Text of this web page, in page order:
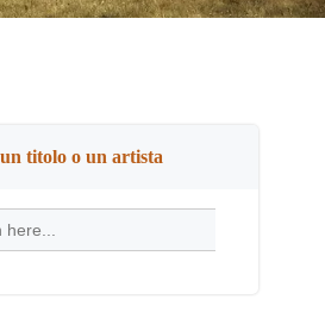
titolo o un artista